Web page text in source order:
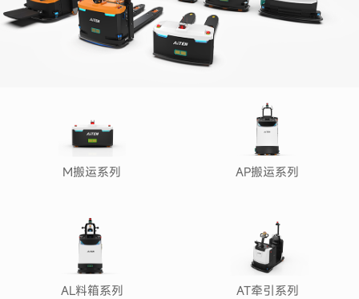
M搬运系列 AP搬运系列
AL料箱系列 AT牵引系列